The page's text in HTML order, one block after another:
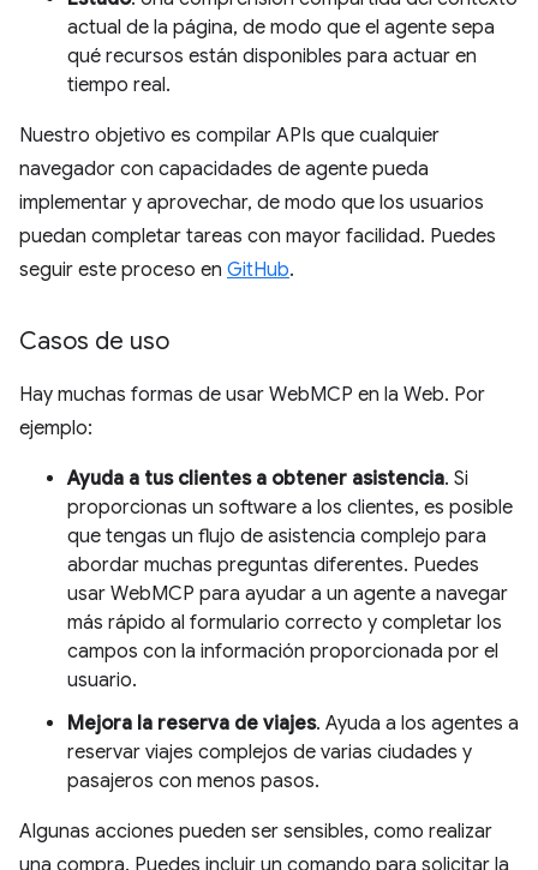
actual de la página, de modo que el agente sepa
qué recursos están disponibles para actuar en
tiempo real.
Nuestro objetivo es compilar APIs que cualquier
navegador con capacidades de agente pueda
implementar y aprovechar, de modo que los usuarios
puedan completar tareas con mayor facilidad. Puedes
seguir este proceso en GitHub.
Casos de uso
Hay muchas formas de usar WebMCP en la Web. Por
ejemplo:
Ayuda a tus clientes a obtener asistencia. Si
proporcionas un software a los clientes, es posible
que tengas un flujo de asistencia complejo para
abordar muchas preguntas diferentes. Puedes
usar WebMCP para ayudar a un agente a navegar
más rápido al formulario correcto y completar los
campos con la información proporcionada por el
usuario.
Mejora la reserva de viajes. Ayuda a los agentes a
reservar viajes complejos de varias ciudades y
pasajeros con menos pasos.
Algunas acciones pueden ser sensibles, como realizar
una compra. Puedes incluir un comando para solicitar la